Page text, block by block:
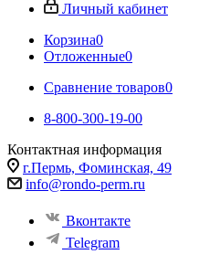
Личный кабинет
Корзина0
Отложенные0
Сравнение товаров0
8-800-300-19-00
Контактная информация
г.Пермь, Фоминская, 49
info@rondo-perm.ru
Вконтакте
Telegram